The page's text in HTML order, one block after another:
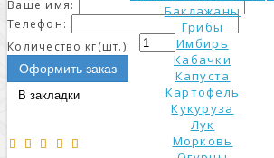
Баклажаны
Грибы
Имбирь
Кабачки
Капуста
Картофель
Кукуруза
Лук
Морковь
Ваше имя:
Телефон:
Количество кг(шт.):
Оформить заказ
В закладки